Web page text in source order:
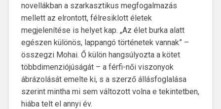
novellákban a szarkasztikus megfogalmazás
mellett az elrontott, félresiklott életek
megjelenítése is helyet kap. „Az élet burka alatt
egészen különös, lappangó történetek vannak” –
összegzi Mohai. Ő külön hangsúlyozta a kötet
többdimenziójúságát – a férfi-női viszonyok
ábrázolását emelte ki, s a szerző állásfoglalása
szerint mintha mi sem változott volna e tekintetben,
hiába telt el annyi év.